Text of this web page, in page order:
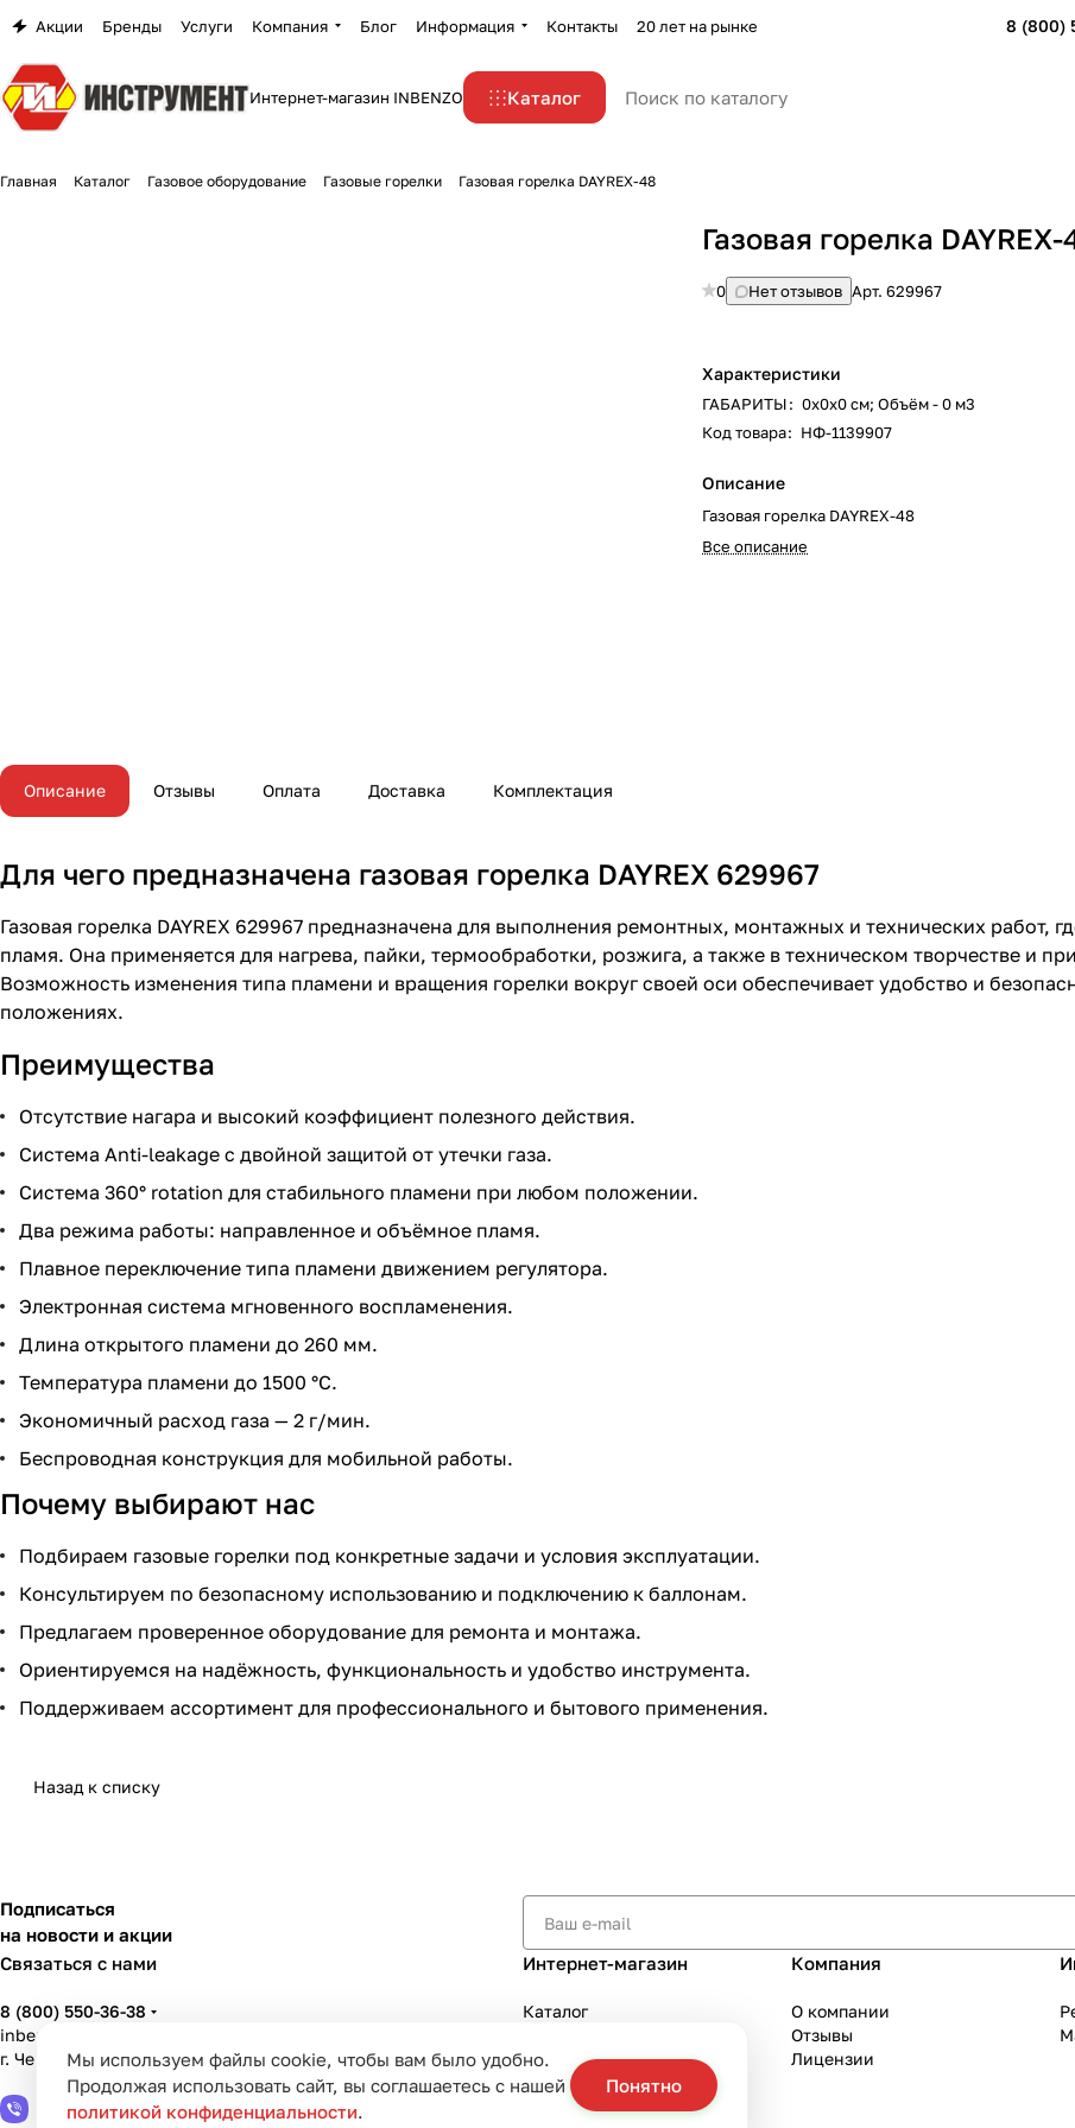
Мы используем файлы cookie, чтобы вам было удобно.
Продолжая использовать сайт, вы соглашаетесь с нашей
политикой конфиденциальности.
Понятно
Акции Бренды Услуги Компания Блог Информация Контакты 20 лет на рынке 8 (800)
Интернет-магазин INBENZO Каталог
Главная Каталог Газовое оборудование Газовые горелки Газовая горелка DAYREX-48
Газовая горелка DAYREX-
0 Нет отзывов Арт.629967
Характеристики
ГАБАРИТЫ: 0х0х0 см; Объём - 0 м3
Код товара: НФ-1139907
Описание
Газовая горелка DAYREX-48
Все описание
Описание Отзывы Оплата Доставка Комплектация
Для чего предназначена газовая горелка DAYREX 629967
Газовая горелка DAYREX 629967 предназначена для выполнения ремонтных, монтажных и технических работ,
пламя. Она применяется для нагрева, пайки, термообработки, розжига, а также в техническом творчестве и
Возможность изменения типа пламени и вращения горелки вокруг своей оси обеспечивает удобство и
положениях.
Преимущества
Отсутствие нагара и высокий коэффициент полезного действия.
Система Anti-leakage с двойной защитой от утечки газа.
Система 360° rotation для стабильного пламени при любом положении.
Два режима работы: направленное и объёмное пламя.
Плавное переключение типа пламени движением регулятора.
Электронная система мгновенного воспламенения.
Длина открытого пламени до 260 мм.
Температура пламени до 1500 °C.
Экономичный расход газа — 2 г/мин.
Беспроводная конструкция для мобильной работы.
Почему выбирают нас
Подбираем газовые горелки под конкретные задачи и условия эксплуатации.
Консультируем по безопасному использованию и подключению к баллонам.
Предлагаем проверенное оборудование для ремонта и монтажа.
Ориентируемся на надёжность, функциональность и удобство инструмента.
Поддерживаем ассортимент для профессионального и бытового применения.
Назад к списку
Подписаться
на новости и акции
Связаться с нами
8 (800) 550-36-38
inbenzo35@list.ru
г. Череповец, ул. Вологодская, д. 50А
Интернет-магазин
Каталог
Бренды
Услуги
Компания
О компании
Отзывы
Лицензии